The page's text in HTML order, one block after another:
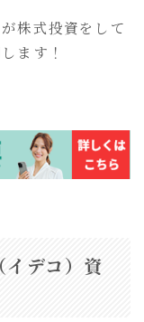
株式投資をして
ます！
デコ）資